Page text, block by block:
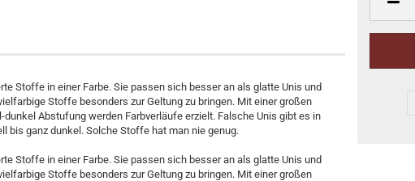
Stoffe in einer Farbe. Sie passen sich besser an als glatte Unis und
Stoffe besonders zur Geltung zu bringen. Mit einer großen
Abstufung werden Farbverläufe erzielt. Falsche Unis gibt es in
bis ganz dunkel. Solche Stoffe hat man nie genug.
Stoffe in einer Farbe. Sie passen sich besser an als glatte Unis und
Stoffe besonders zur Geltung zu bringen. Mit einer großen